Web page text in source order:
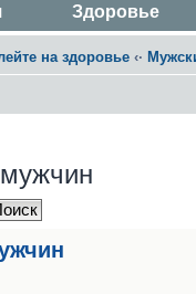
Здоровье
на здоровье ‹·